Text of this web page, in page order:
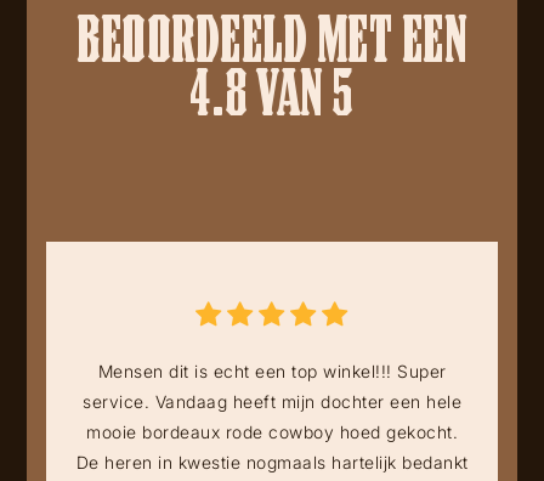
BEOORDEELD MET EEN
4.8 VAN 5
Mensen dit is echt een top winkel!!! Super
service. Vandaag heeft mijn dochter een hele
mooie bordeaux rode cowboy hoed gekocht.
De heren in kwestie nogmaals hartelijk bedankt